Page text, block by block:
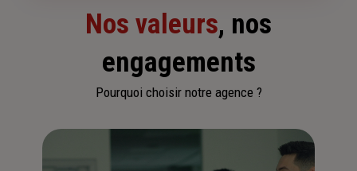
Nos valeurs, nos
engagements
Pourquoi choisir notre agence ?